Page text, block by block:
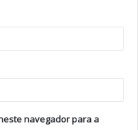
navegador para a